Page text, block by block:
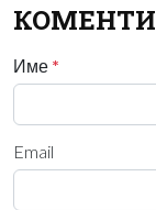
Име *
Email